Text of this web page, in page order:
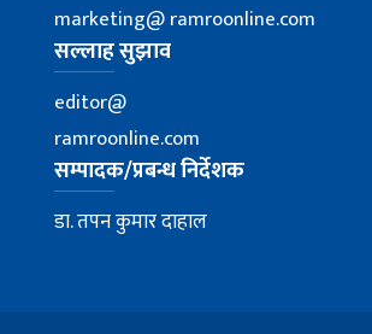
marketing@ ramroonline.com
सल्लाह सुझाव
editor@
ramroonline.com
सम्पादक/प्रबन्ध निर्देशक
डा. तपन कुमार दाहाल